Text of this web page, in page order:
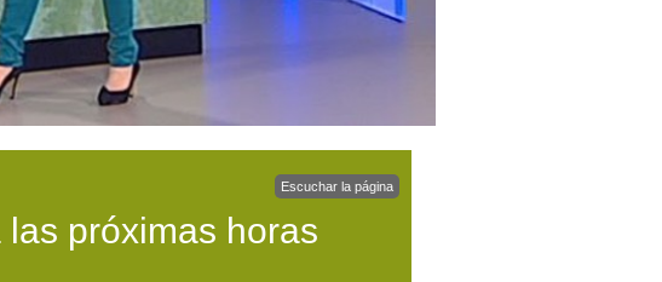
Escuchar la página
próximas horas